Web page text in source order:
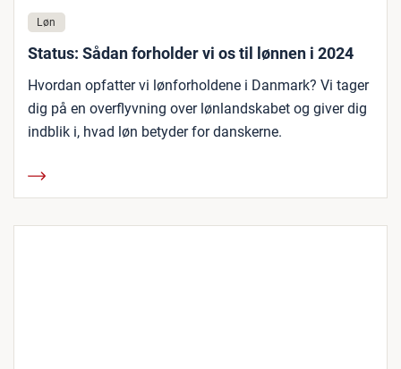
Løn
Status: Sådan forholder vi os til lønnen i 2024
Hvordan opfatter vi lønforholdene i Danmark? Vi tager
dig på en overflyvning over lønlandskabet og giver dig
indblik i, hvad løn betyder for danskerne.